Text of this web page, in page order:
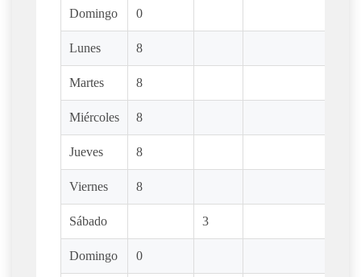
Domingo 0
Lunes 8
Martes 8
Miércoles 8
Jueves 8
Viernes 8
Sábado 3
Domingo 0